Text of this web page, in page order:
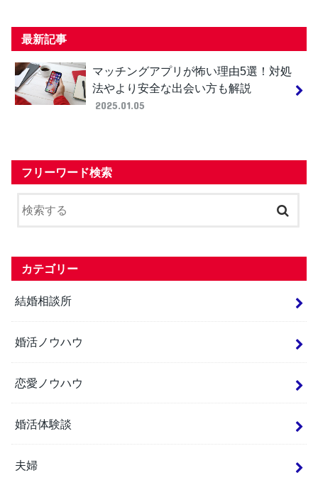
最新記事
マッチングアプリが怖い理由5選！対処
法やより安全な出会い方も解説
2025.01.05
フリーワード検索
カテゴリー
結婚相談所
婚活ノウハウ
恋愛ノウハウ
婚活体験談
夫婦